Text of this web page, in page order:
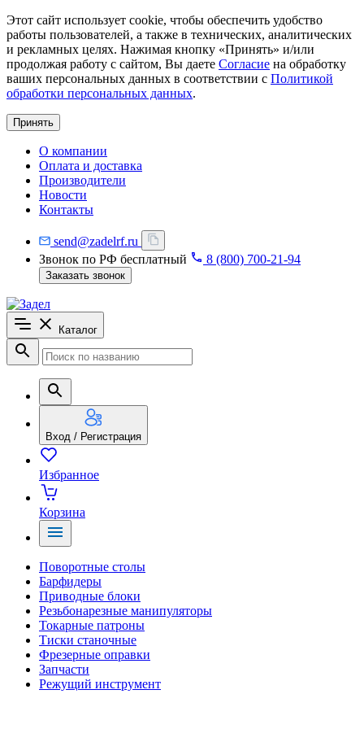
Этот сайт использует cookie, чтобы обеспечить удобство
работы пользователей, а также в технических, аналитических
и рекламных целях. Нажимая кнопку «Принять» и/или
продолжая работу с сайтом, Вы даете Согласие на обработку
ваших персональных данных в соответствии с Политикой
обработки персональных данных.
Принять
О компании
Оплата и доставка
Производители
Новости
Контакты
send@zadelrf.ru
Звонок по РФ бесплатный
8 (800) 700-21-94
Заказать звонок
Каталог
Вход / Регистрация
Избранное
Корзина
Поворотные столы
Барфидеры
Приводные блоки
Резьбонарезные манипуляторы
Токарные патроны
Тиски станочные
Фрезерные оправки
Запчасти
Режущий инструмент